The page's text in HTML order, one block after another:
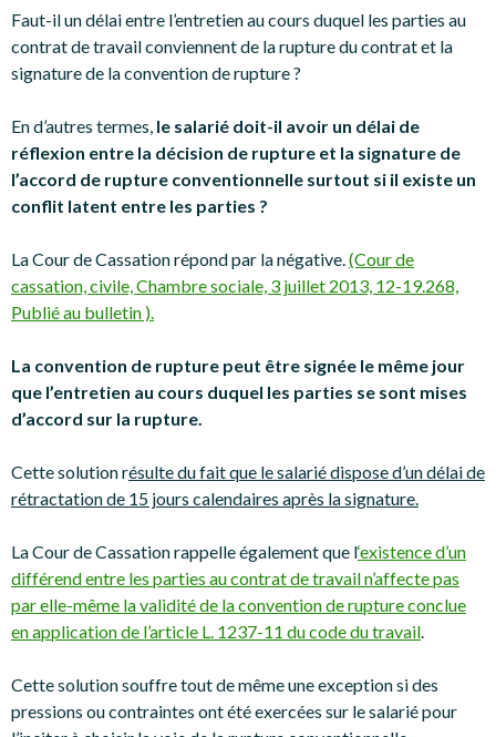
Faut-il un délai entre l’entretien au cours duquel les parties au
contrat de travail conviennent de la rupture du contrat et la
signature de la convention de rupture ?
En d’autres termes, le salarié doit-il avoir un délai de
réflexion entre la décision de rupture et la signature de
l’accord de rupture conventionnelle surtout si il existe un
conflit latent entre les parties ?
La Cour de Cassation répond par la négative.(Cour de
cassation, civile, Chambre sociale, 3 juillet 2013, 12-19.268,
Publié au bulletin ).
La convention de rupture peut être signée le même jour
que l’entretien au cours duquel les parties se sont mises
d’accord sur la rupture.
Cette solution résulte du fait que le salarié dispose d’un délai de
rétractation de 15 jours calendaires après la signature.
La Cour de Cassation rappelle également que l‘existence d’un
différend entre les parties au contrat de travail n’affecte pas
par elle-même la validité de la convention de rupture conclue
en application de l’article L. 1237-11 du code du travail.
Cette solution souffre tout de même une exception si des
pressions ou contraintes ont été exercées sur le salarié pour